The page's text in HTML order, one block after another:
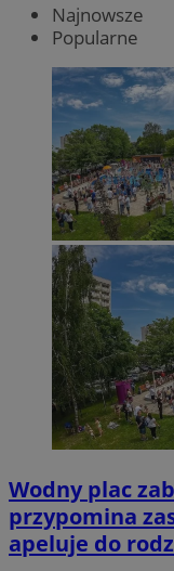
Najnowsze
Popularne
Wodny plac
przypomina
apeluje do